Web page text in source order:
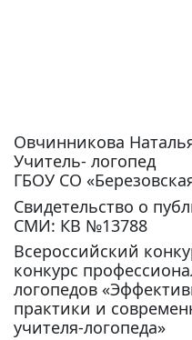
Овчинникова
Учитель- логопед
ГБОУ СО
Свидетельство о
СМИ: КВ №13788
Всероссийский
конкурс
логопедов
практики и
учителя-логопеда»